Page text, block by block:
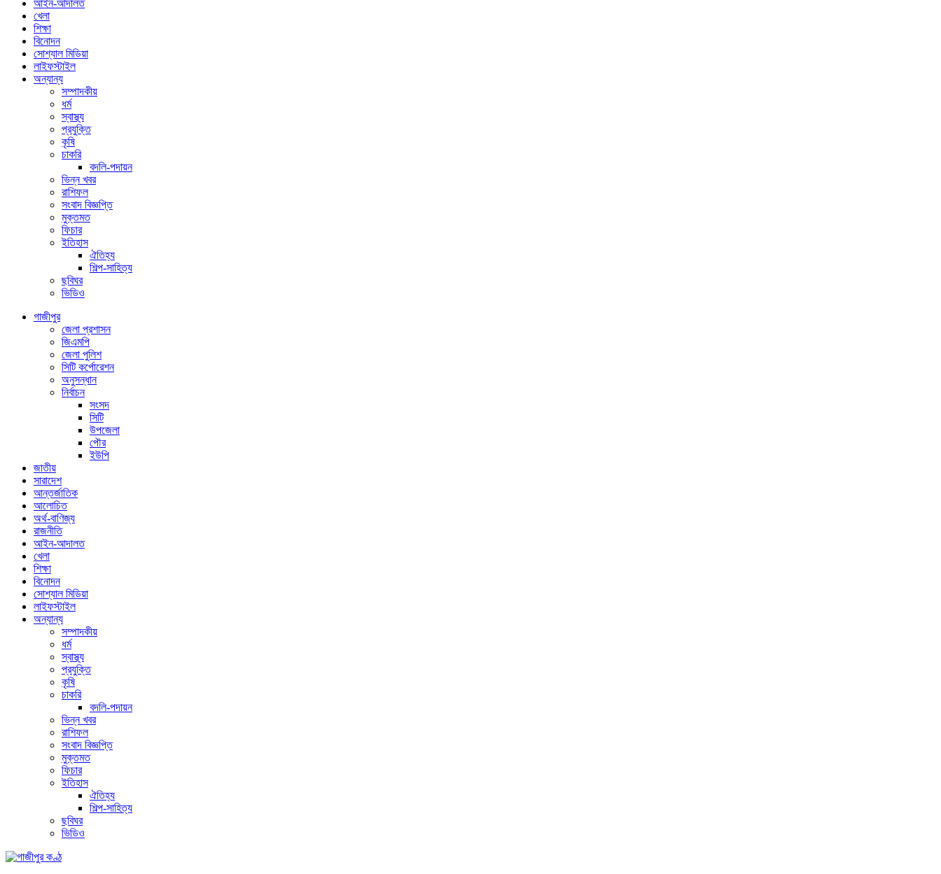
আইন-আদালত
খেলা
শিক্ষা
বিনোদন
সোশ্যাল মিডিয়া
লাইফস্টাইল
অন্যান্য
সম্পাদকীয়
ধর্ম
স্বাস্থ্য
প্রযুক্তি
কৃষি
চাকরি
বদলি-পদায়ন
ভিন্ন খবর
রাশিফল
সংবাদ বিজ্ঞপ্তি
মুক্তমত
ফিচার
ইতিহাস
ঐতিহ্য
শিল্প-সাহিত্য
ছবিঘর
ভিডিও
গাজীপুর
জেলা প্রশাসন
জিএমপি
জেলা পুলিশ
সিটি কর্পোরেশন
অনুসন্ধান
নির্বাচন
সংসদ
সিটি
উপজেলা
পৌর
ইউপি
জাতীয়
সারাদেশ
আন্তর্জাতিক
আলোচিত
অর্থ-বাণিজ্য
রাজনীতি
আইন-আদালত
খেলা
শিক্ষা
বিনোদন
সোশ্যাল মিডিয়া
লাইফস্টাইল
অন্যান্য
সম্পাদকীয়
ধর্ম
স্বাস্থ্য
প্রযুক্তি
কৃষি
চাকরি
বদলি-পদায়ন
ভিন্ন খবর
রাশিফল
সংবাদ বিজ্ঞপ্তি
মুক্তমত
ফিচার
ইতিহাস
ঐতিহ্য
শিল্প-সাহিত্য
ছবিঘর
ভিডিও